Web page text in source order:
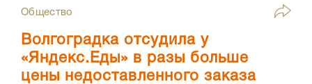
Общество
Волгоградка отсудила у
«Яндекс.Еды» в разы больше
цены недоставленного заказа